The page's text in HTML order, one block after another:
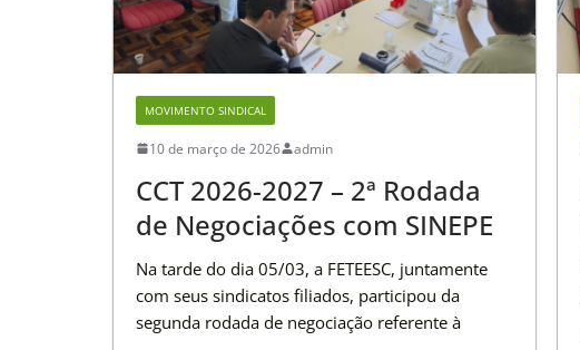
MOVIMENTO SINDICAL
10 de março de 2026 admin
CCT 2026-2027 – 2ª Rodada
de Negociações com SINEPE
Na tarde do dia 05/03, a FETEESC, juntamente
com seus sindicatos filiados, participou da
segunda rodada de negociação referente à